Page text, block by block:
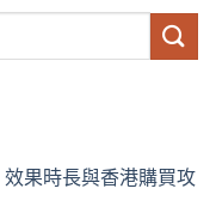
果時長與香港購買攻